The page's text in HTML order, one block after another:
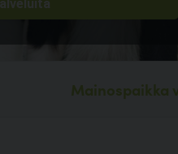
Mainospaikka